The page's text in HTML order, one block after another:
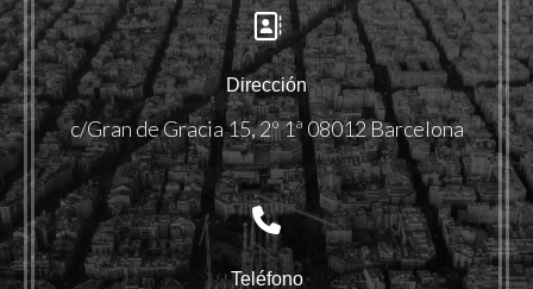
Dirección
c/Gran de Gracia 15, 2º 1ª 08012 Barcelona
Teléfono